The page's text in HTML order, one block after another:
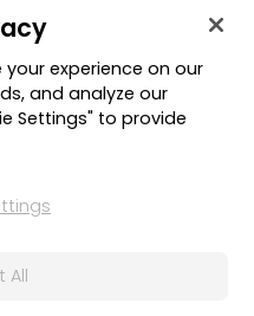
ーニングセンター
地域を変更
製・転載を禁ず
experience on our
and analyze our
Settings" to provide
All